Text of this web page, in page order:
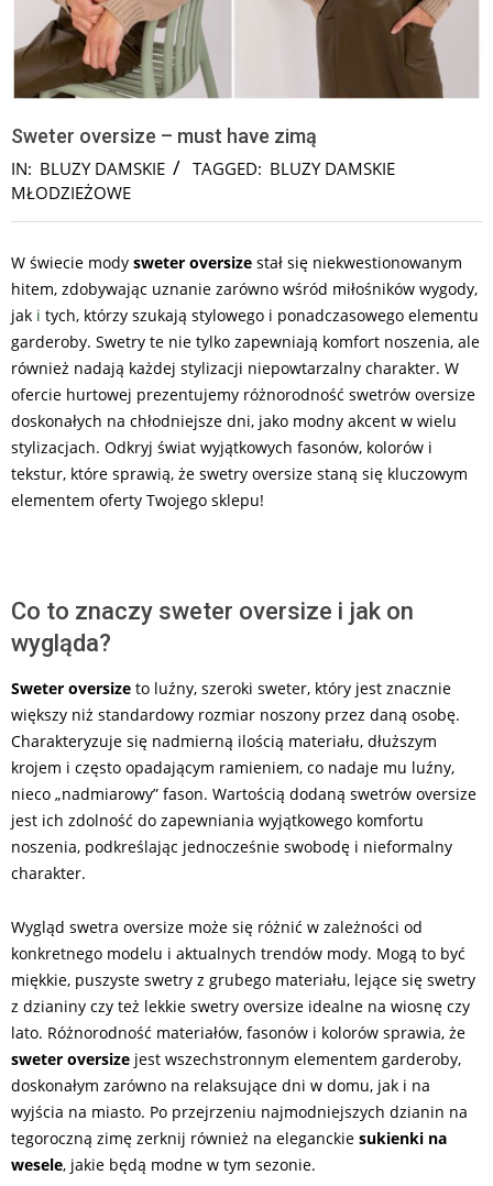
Sweter oversize – must have zimą
IN: BLUZY DAMSKIE TAGGED: BLUZY DAMSKIE
MŁODZIEŻOWE
W świecie mody sweter oversize stał się niekwestionowanym
hitem, zdobywając uznanie zarówno wśród miłośników wygody,
jak i tych, którzy szukają stylowego i ponadczasowego elementu
garderoby. Swetry te nie tylko zapewniają komfort noszenia, ale
również nadają każdej stylizacji niepowtarzalny charakter. W
ofercie hurtowej prezentujemy różnorodność swetrów oversize
doskonałych na chłodniejsze dni, jako modny akcent w wielu
stylizacjach. Odkryj świat wyjątkowych fasonów, kolorów i
tekstur, które sprawią, że swetry oversize staną się kluczowym
elementem oferty Twojego sklepu!
Co to znaczy sweter oversize i jak on
wygląda?
Sweter oversize to luźny, szeroki sweter, który jest znacznie
większy niż standardowy rozmiar noszony przez daną osobę.
Charakteryzuje się nadmierną ilością materiału, dłuższym
krojem i często opadającym ramieniem, co nadaje mu luźny,
nieco „nadmiarowy” fason. Wartością dodaną swetrów oversize
jest ich zdolność do zapewniania wyjątkowego komfortu
noszenia, podkreślając jednocześnie swobodę i nieformalny
charakter.
Wygląd swetra oversize może się różnić w zależności od
konkretnego modelu i aktualnych trendów mody. Mogą to być
miękkie, puszyste swetry z grubego materiału, lejące się swetry
z dzianiny czy też lekkie swetry oversize idealne na wiosnę czy
lato. Różnorodność materiałów, fasonów i kolorów sprawia, że
sweter oversize jest wszechstronnym elementem garderoby,
doskonałym zarówno na relaksujące dni w domu, jak i na
wyjścia na miasto. Po przejrzeniu najmodniejszych dzianin na
tegoroczną zimę zerknij również na eleganckie sukienki na
wesele, jakie będą modne w tym sezonie.